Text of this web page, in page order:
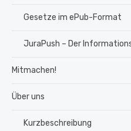
Gesetze im ePub-Format
JuraPush – Der
Mitmachen!
Über uns
Kurzbeschreibung